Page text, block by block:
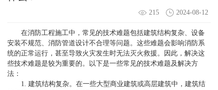
215 2024-08-12
在消防工程施工中，常见的技术难题包括建筑结构复杂、设备
安装不规范、消防管道设计不合理等问题。这些难题会影响消防系
统的正常运行，甚至导致火灾发生时无法灭火救援。因此，解决这
些技术难题是较为重要的。以下是一些常见的技术难题及解决方
法：
1. 建筑结构复杂。在一些大型商业建筑或高层建筑中，建筑结